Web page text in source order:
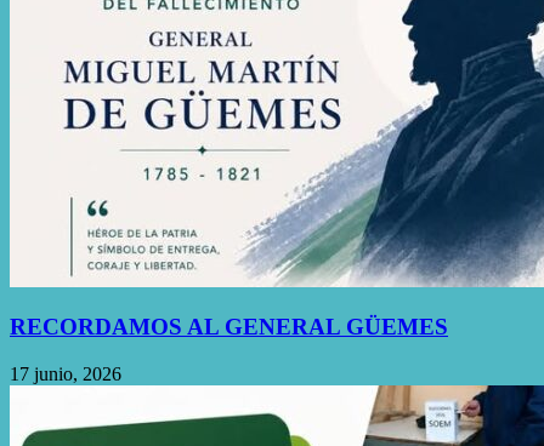
RECORDAMOS AL GENERAL GÜEMES
17 junio, 2026